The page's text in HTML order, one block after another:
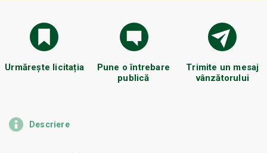
Urmărește licitația
Pune o întrebare
publică
Trimite un mesaj
vânzătorului
Descriere